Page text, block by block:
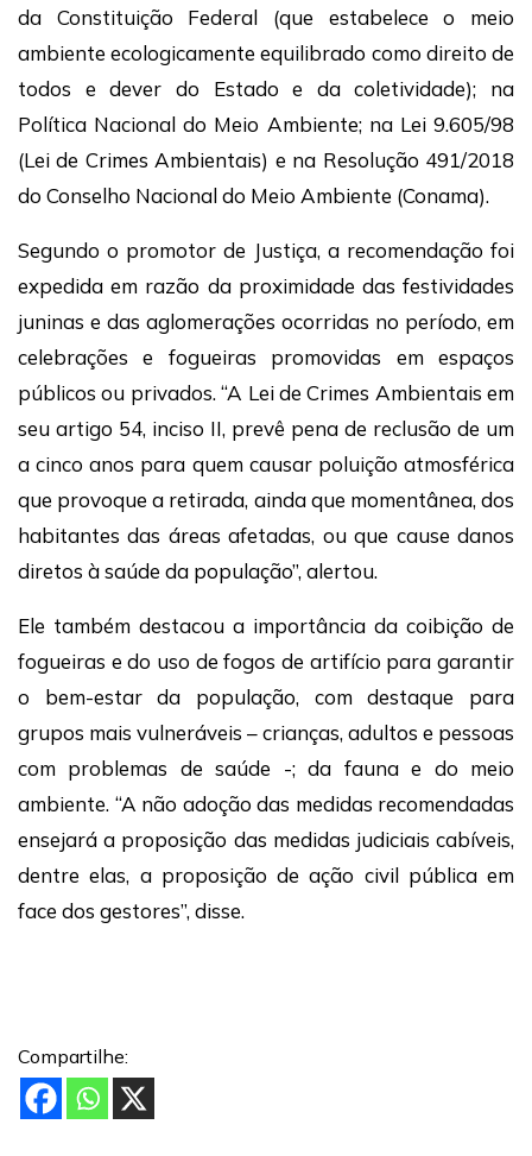
da Constituição Federal (que estabelece o meio
ambiente ecologicamente equilibrado como direito de
todos e dever do Estado e da coletividade); na
Política Nacional do Meio Ambiente; na Lei 9.605/98
(Lei de Crimes Ambientais) e na Resolução 491/2018
do Conselho Nacional do Meio Ambiente (Conama).
Segundo o promotor de Justiça, a recomendação foi
expedida em razão da proximidade das festividades
juninas e das aglomerações ocorridas no período, em
celebrações e fogueiras promovidas em espaços
públicos ou privados. “A Lei de Crimes Ambientais em
seu artigo 54, inciso II, prevê pena de reclusão de um
a cinco anos para quem causar poluição atmosférica
que provoque a retirada, ainda que momentânea, dos
habitantes das áreas afetadas, ou que cause danos
diretos à saúde da população”, alertou.
Ele também destacou a importância da coibição de
fogueiras e do uso de fogos de artifício para garantir
o bem-estar da população, com destaque para
grupos mais vulneráveis – crianças, adultos e pessoas
com problemas de saúde -; da fauna e do meio
ambiente. “A não adoção das medidas recomendadas
ensejará a proposição das medidas judiciais cabíveis,
dentre elas, a proposição de ação civil pública em
face dos gestores”, disse.
Compartilhe: